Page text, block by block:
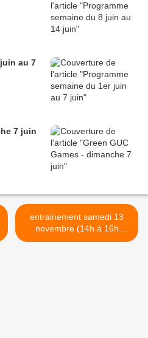
au 7
7 juin
entrainement samedi 13
novembre (14h à 16h
bachelard ) course à pied >